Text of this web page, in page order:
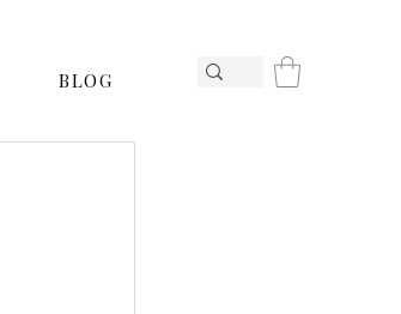
BLOG